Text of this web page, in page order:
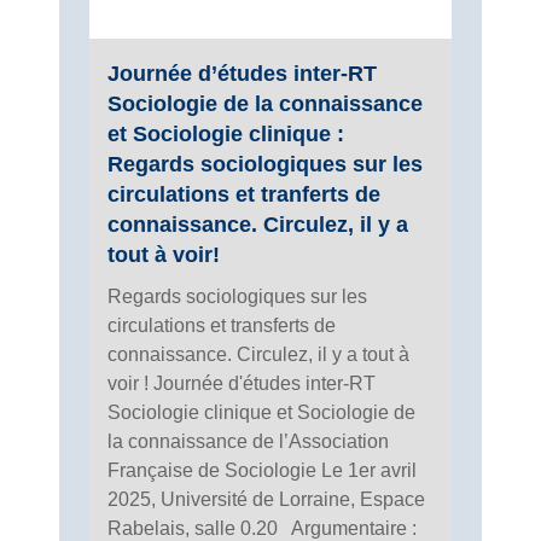
Journée d’études inter-RT
Sociologie de la connaissance
et Sociologie clinique :
Regards sociologiques sur les
circulations et tranferts de
connaissance. Circulez, il y a
tout à voir!
Regards sociologiques sur les
circulations et transferts de
connaissance. Circulez, il y a tout à
voir ! Journée d'études inter-RT
Sociologie clinique et Sociologie de
la connaissance de l’Association
Française de Sociologie Le 1er avril
2025, Université de Lorraine, Espace
Rabelais, salle 0.20 Argumentaire :